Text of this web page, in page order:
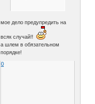
мое дело предупредить на
всяк случай!!
а шлем в обязательном
порядке!
0